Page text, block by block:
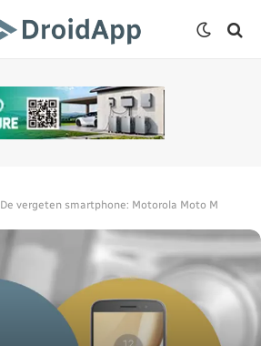
De vergeten smartphone: Motorola Moto M